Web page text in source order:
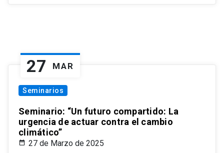
27 MAR
Seminarios
Seminario: “Un futuro compartido: La
urgencia de actuar contra el cambio
climático”
27 de Marzo de 2025